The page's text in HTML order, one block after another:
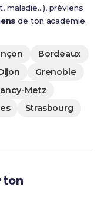
maladie...), préviens
de ton académie.
Bordeaux
Grenoble
Metz
Strasbourg
ton